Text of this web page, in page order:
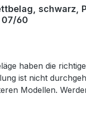
schwarz,
07/60
haben die
ist nicht
Modellen.